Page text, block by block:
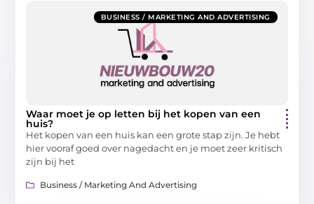
BUSINESS / MARKETING AND ADVERTISING
Waar moet je op letten bij het kopen van een
huis?
Het kopen van een huis kan een grote stap zijn. Je hebt
hier vooraf goed over nagedacht en je moet zeer kritisch
zijn bij het
Business / Marketing And Advertising